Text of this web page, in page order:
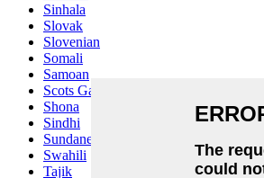
Sinhala
Slovak
Slovenian
Somali
Samoan
Scots Gaelic
Shona
Sindhi
Sundanese
Swahili
Tajik